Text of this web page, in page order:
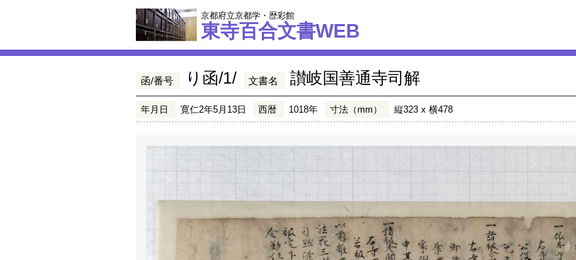
京都府立京都学・歴彩館
東寺百合文書WEB
函/番号 り函/1/ 文書名 讃岐国善通寺司解
年月日 寛仁2年5月13日 西暦 1018年 寸法（mm） 縦323 x 横478